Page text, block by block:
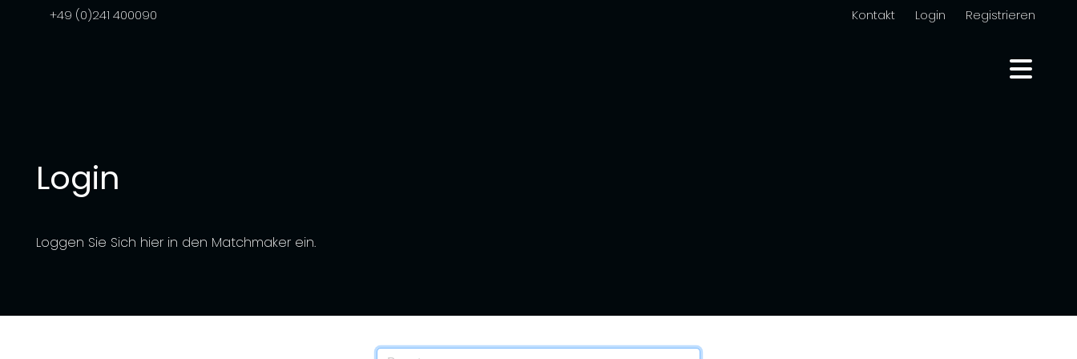
+49 (0)241 400090 Kontakt Login Registrieren
Login
Loggen Sie Sich hier in den Matchmaker ein.